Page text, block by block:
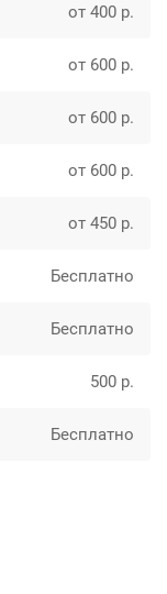
от 400 р.
от 600 р.
от 600 р.
от 600 р.
от 450 р.
Бесплатно
Бесплатно
500 р.
Бесплатно